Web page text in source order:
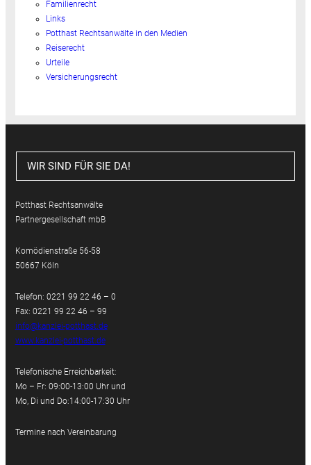
Familienrecht
Links
Potthast Rechtsanwälte in den Medien
Reiserecht
Urteile
Versicherungsrecht
WIR SIND FÜR SIE DA!
Potthast Rechtsanwälte
Partnergesellschaft mbB
Komödienstraße 56-58
50667 Köln
Telefon: 0221 99 22 46 – 0
Fax: 0221 99 22 46 – 99
info@kanzlei-potthast.de
www.kanzlei-potthast.de
Telefonische Erreichbarkeit:
Mo – Fr: 09:00-13:00 Uhr und
Mo, Di und Do:14:00-17:30 Uhr
Termine nach Vereinbarung